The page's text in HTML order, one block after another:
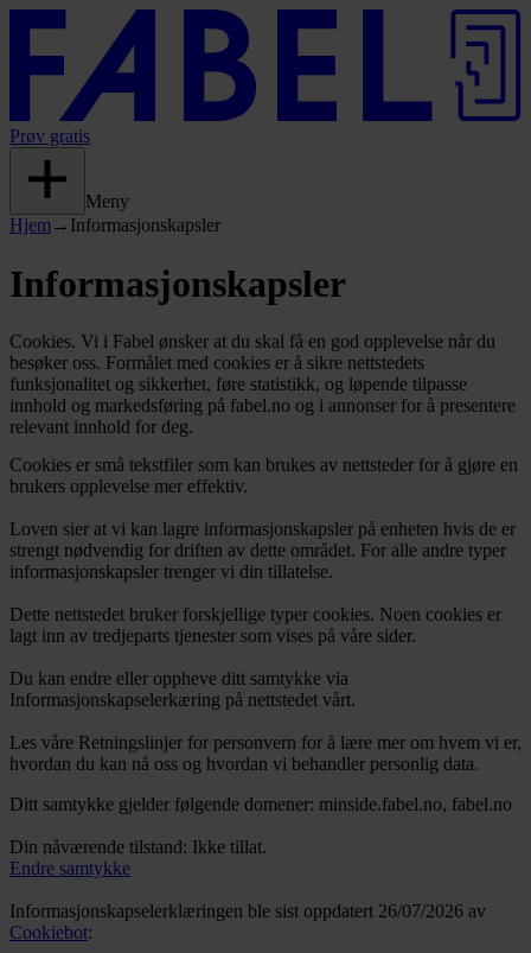
Prøv gratis
Meny
Hjem → Informasjonskapsler
Informasjonskapsler
Cookies. Vi i Fabel ønsker at du skal få en god opplevelse når du
besøker oss. Formålet med cookies er å sikre nettstedets
funksjonalitet og sikkerhet, føre statistikk, og løpende tilpasse
innhold og markedsføring på fabel.no og i annonser for å presentere
relevant innhold for deg.
Cookies er små tekstfiler som kan brukes av nettsteder for å gjøre en
brukers opplevelse mer effektiv.
Loven sier at vi kan lagre informasjonskapsler på enheten hvis de er
strengt nødvendig for driften av dette området. For alle andre typer
informasjonskapsler trenger vi din tillatelse.
Dette nettstedet bruker forskjellige typer cookies. Noen cookies er
lagt inn av tredjeparts tjenester som vises på våre sider.
Du kan endre eller oppheve ditt samtykke via
Informasjonskapselerkæring på nettstedet vårt.
Les våre Retningslinjer for personvern for å lære mer om hvem vi er,
hvordan du kan nå oss og hvordan vi behandler personlig data.
Ditt samtykke gjelder følgende domener: minside.fabel.no, fabel.no
Din nåværende tilstand: Ikke tillat.
Endre samtykke
Informasjonskapselerklæringen ble sist oppdatert 26/07/2026 av
Cookiebot: